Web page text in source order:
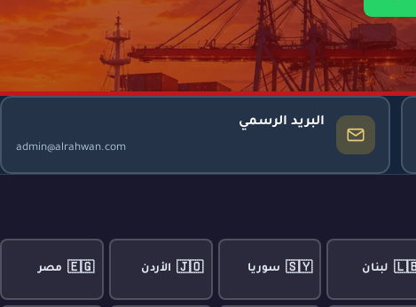
البريد الرسمي
admin@alrahwan.com
لبنان 🇸🇾 سوريا 🇯🇴 الأردن 🇪🇬 مصر